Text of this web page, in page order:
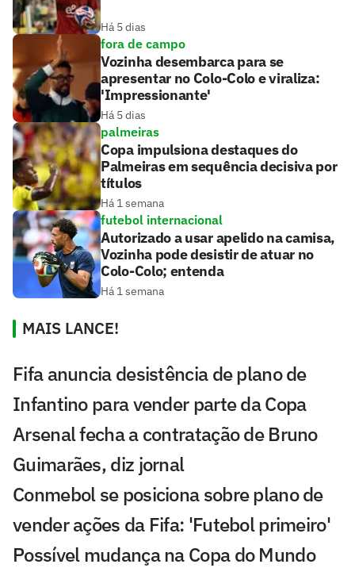
Há 5 dias
fora de campo
Vozinha desembarca para se
apresentar no Colo-Colo e viraliza:
'Impressionante'
Há 5 dias
palmeiras
Copa impulsiona destaques do
Palmeiras em sequência decisiva por
títulos
Há 1 semana
futebol internacional
Autorizado a usar apelido na camisa,
Vozinha pode desistir de atuar no
Colo-Colo; entenda
Há 1 semana
MAIS LANCE!
Fifa anuncia desistência de plano de
Infantino para vender parte da Copa
Arsenal fecha a contratação de Bruno
Guimarães, diz jornal
Conmebol se posiciona sobre plano de
vender ações da Fifa: 'Futebol primeiro'
Possível mudança na Copa do Mundo